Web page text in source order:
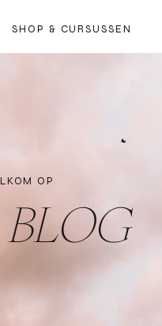
SHOP & CURSUSSEN
BLOG
OP